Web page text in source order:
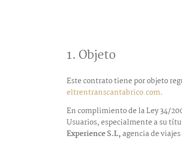
1. Objeto
Este contrato tiene por objeto
eltrentranscantabrico.com.
En complimiento de la Ley 34/
Usuarios, especialmente a su
Experience S.L, agencia de